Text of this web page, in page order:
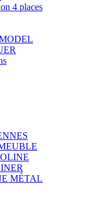
4 places
MÉTAL